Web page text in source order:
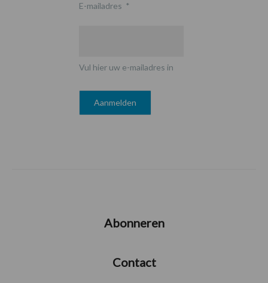
E-mailadres *
Vul hier uw e-mailadres in
Abonneren
Contact